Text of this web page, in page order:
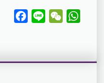
Facebook
Line WeChat